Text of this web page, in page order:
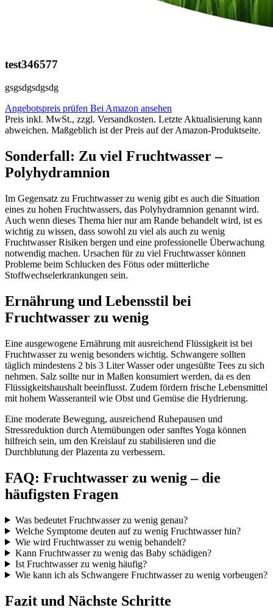
test346577
gsgsdgsdgsdg
Angebotspreis prüfen Bei Amazon ansehen
Preis inkl. MwSt., zzgl. Versandkosten. Letzte Aktualisierung kann
abweichen. Maßgeblich ist der Preis auf der Amazon-Produktseite.
Sonderfall: Zu viel Fruchtwasser –
Polyhydramnion
Im Gegensatz zu Fruchtwasser zu wenig gibt es auch die Situation
eines zu hohen Fruchtwassers, das Polyhydramnion genannt wird.
Auch wenn dieses Thema hier nur am Rande behandelt wird, ist es
wichtig zu wissen, dass sowohl zu viel als auch zu wenig
Fruchtwasser Risiken bergen und eine professionelle Überwachung
notwendig machen. Ursachen für zu viel Fruchtwasser können
Probleme beim Schlucken des Fötus oder mütterliche
Stoffwechselerkrankungen sein.
Ernährung und Lebensstil bei
Fruchtwasser zu wenig
Eine ausgewogene Ernährung mit ausreichend Flüssigkeit ist bei
Fruchtwasser zu wenig besonders wichtig. Schwangere sollten
täglich mindestens 2 bis 3 Liter Wasser oder ungesüßte Tees zu sich
nehmen. Salz sollte nur in Maßen konsumiert werden, da es den
Flüssigkeitshaushalt beeinflusst. Zudem fördern frische Lebensmittel
mit hohem Wasseranteil wie Obst und Gemüse die Hydrierung.
Eine moderate Bewegung, ausreichend Ruhepausen und
Stressreduktion durch Atemübungen oder sanftes Yoga können
hilfreich sein, um den Kreislauf zu stabilisieren und die
Durchblutung der Plazenta zu verbessern.
FAQ: Fruchtwasser zu wenig – die
häufigsten Fragen
Was bedeutet Fruchtwasser zu wenig genau?
Welche Symptome deuten auf zu wenig Fruchtwasser hin?
Wie wird Fruchtwasser zu wenig behandelt?
Kann Fruchtwasser zu wenig das Baby schädigen?
Ist Fruchtwasser zu wenig häufig?
Wie kann ich als Schwangere Fruchtwasser zu wenig vorbeugen?
Fazit und Nächste Schritte